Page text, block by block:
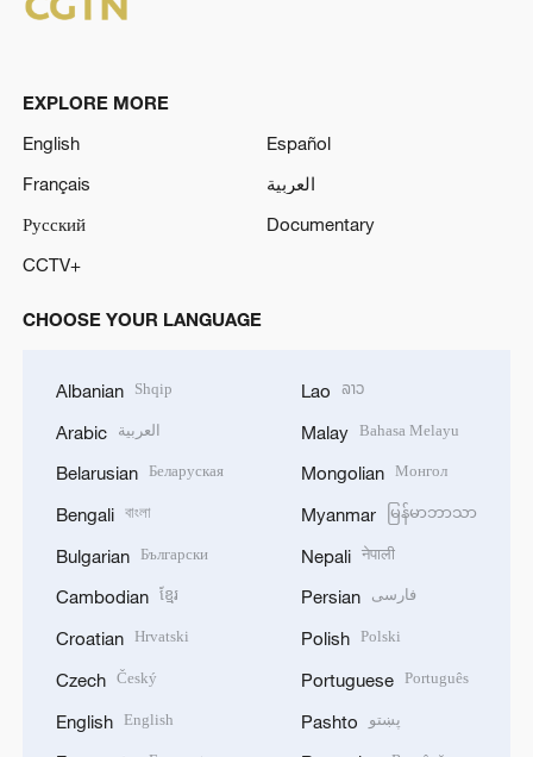
EXPLORE MORE
English
Español
Français
العربية
Русский
Documentary
CCTV+
CHOOSE YOUR LANGUAGE
Albanian Shqip
Arabic العربية
Belarusian Беларуская
Bengali বাংলা
Bulgarian Български
Cambodian ខ្មែរ
Croatian Hrvatski
Czech Český
English English
Lao ລາວ
Malay Bahasa Melayu
Mongolian Монгол
Myanmar မြန်မာဘာသာ
Nepali नेपाली
Persian فارسی
Polish Polski
Portuguese Português
Pashto پښتو